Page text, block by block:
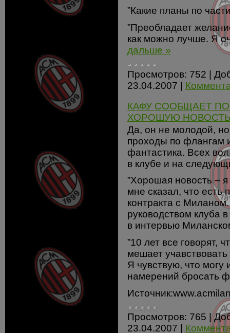
”Какие планы по
”Преобладает
как можно лучше. Я
дальше »
Просмотров: 752 |
23.04.2007 |
КАФУ СООБЩАЕТ
ХОРОШУЮ НОВОСТЬ
Да, он не молодой, но
проходы по флангам
фантастика. Всех
в клубе и на
”Хорошая новость –
мне сказал, что есть
контракта с
руководством клуба
в интервью
”10 лет все говорят,
мешает
Я чувствую, что
намерений бросать
Просмотров: 765 |
23.04.2007